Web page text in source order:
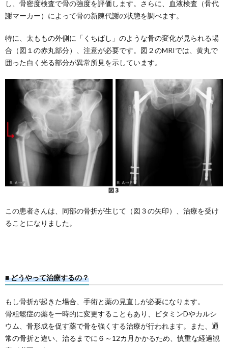
し、骨密度検査で骨の強度を評価します。さらに、血液検査（骨代
謝マーカー）によって骨の新陳代謝の状態を調べます。
特に、太ももの外側に「くちばし」のような骨の変化が見られる場
合（図１の赤丸部分）、注意が必要です。図２のMRIでは、黄丸で
囲った白く光る部分が異常所見を示しています。
この患者さんは、同部の骨折が生じて（図３の矢印）、治療を受け
ることになりました。
■ どうやって治療するの？
もし骨折が起きた場合、手術と薬の見直しが必要になります。
骨粗鬆症の薬を一時的に変更することもあり、ビタミンDやカルシ
ウム、骨形成を促す薬で骨を強くする治療が行われます。また、通
常の骨折と違い、治るまでに６～12カ月かかるため、慎重な経過観